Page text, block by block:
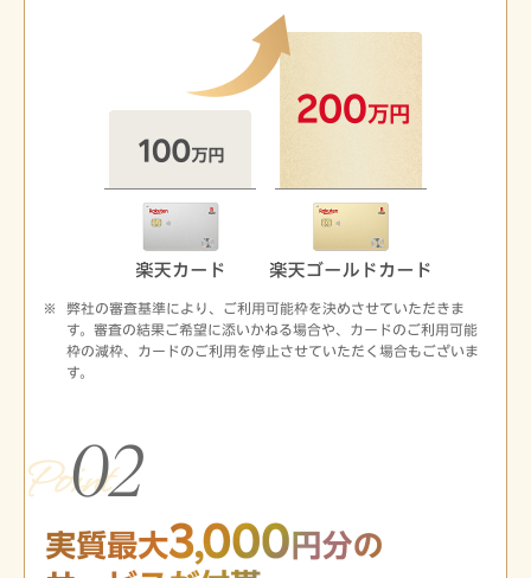
弊社の審査基準により、ご利用可能枠を決めさせていただきま
す。審査の結果ご希望に添いかねる場合や、カードのご利用可能
枠の減枠、カードのご利用を停止させていただく場合もございま
す。